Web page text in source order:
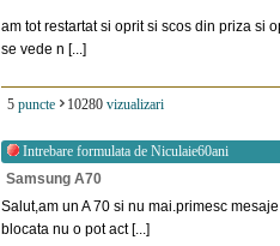
am tot restartat si oprit si scos din priza si
se vede n [...]
5 puncte 10280 vizualizari
Intrebare formulata de Niculaie60ani
Samsung A70
Salut,am un A 70 si nu mai.primesc
blocata nu o pot act [...]